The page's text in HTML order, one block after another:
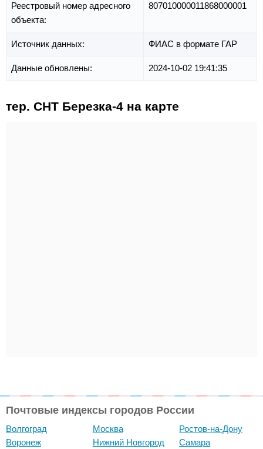
Реестровый номер адресного
объекта:
807010000011868000001
Источник данных: ФИАС в формате ГАР
Данные обновлены: 2024-10-02 19:41:35
тер. СНТ Березка-4 на карте
Почтовые индексы городов России
Волгоград
Воронеж
Москва
Нижний Новгород
Ростов-на-Дону
Самара